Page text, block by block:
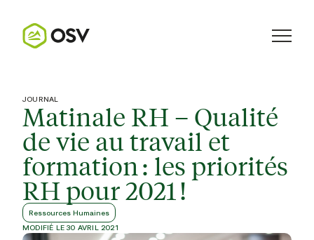
JOURNAL
Matinale RH – Qualité
de vie au travail et
formation : les priorités
RH pour 2021 !
Ressources Humaines
MODIFIÉ LE 30 AVRIL 2021